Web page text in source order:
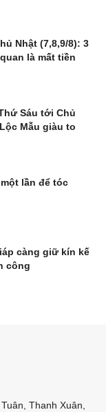
Nhật (7,8,9/8): 3
là mất tiền
Sáu tới Chủ
Mẫu giàu to
lần để tóc
càng giữ kín kế
công
Thanh Xuân,